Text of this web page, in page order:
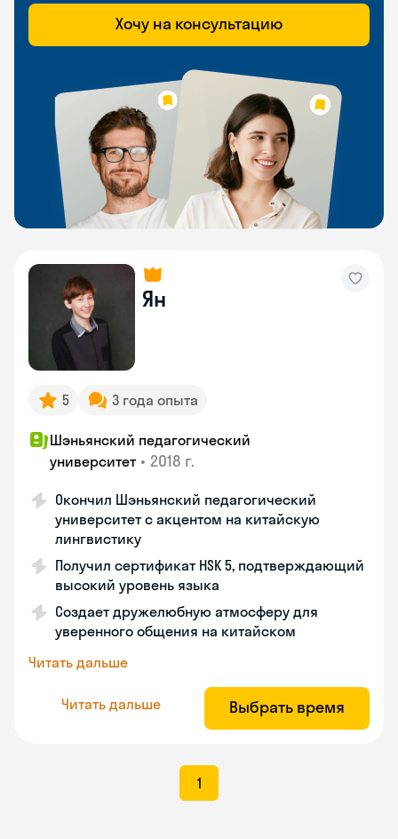
Хочу на консультацию
Ян
5 3 года опыта
Шэньянский педагогический
университет • 2018 г.
Окончил Шэньянский педагогический
университет с акцентом на китайскую
лингвистику
Получил сертификат HSK 5, подтверждающий
высокий уровень языка
Создает дружелюбную атмосферу для
уверенного общения на китайском
Читать дальше
Читать дальше Выбрать время
1